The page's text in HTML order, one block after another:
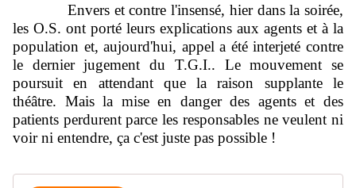
Envers et contre l'insensé, hier dans la soirée,
les O.S. ont porté leurs explications aux agents et à la
population et, aujourd'hui, appel a été interjeté contre
le dernier jugement du T.G.I.. Le mouvement se
poursuit en attendant que la raison supplante le
théâtre. Mais la mise en danger des agents et des
patients perdurent parce les responsables ne veulent ni
voir ni entendre, ça c'est juste pas possible !